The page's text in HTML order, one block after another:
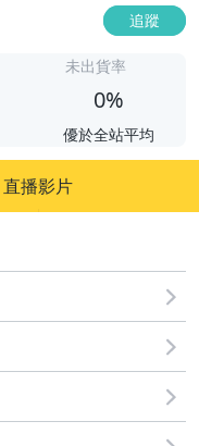
追蹤
未出貨率
0%
優於全站平均
直播影片